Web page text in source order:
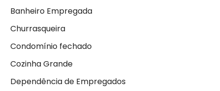
Banheiro Empregada
Churrasqueira
Condomínio fechado
Cozinha Grande
Dependência de Empregados